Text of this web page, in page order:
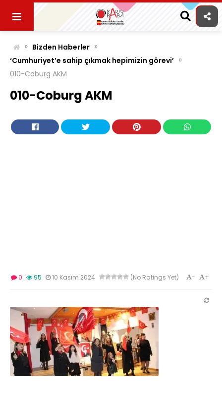
content
» Bizden Haberler »
‘Cumhuriyet’e sahip çıkmak hepimizin görevi’ »
010-Coburg AKM
010-Coburg AKM
0 95 10 Kasım 2024 (No Ratings Yet) +
-